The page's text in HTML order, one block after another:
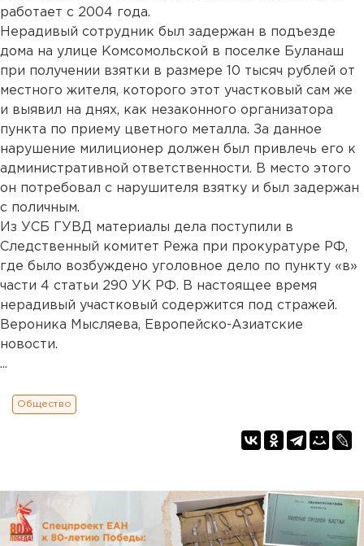
работает с 2004 года.
Нерадивый сотрудник был задержан в подъезде
дома на улице Комсомольской в поселке Буланаш
при получении взятки в размере 10 тысяч рублей от
местного жителя, которого этот участковый сам же
и выявил на днях, как незаконного организатора
пункта по приему цветного металла. За данное
нарушение милиционер должен был привлечь его к
административной ответственности. В место этого
он потребовал с нарушителя взятку и был задержан
с поличным.
Из УСБ ГУВД материалы дела поступили в
Следственный комитет Режа при прокуратуре РФ,
где было возбуждено уголовное дело по пункту «в»
части 4 статьи 290 УК РФ. В настоящее время
нерадивый участковый содержится под стражей.
Вероника Мысляева, Европейско-Азиатские
новости.
...
Общество